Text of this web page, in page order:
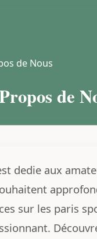
de Nous
de
dedie aux
sur les paris